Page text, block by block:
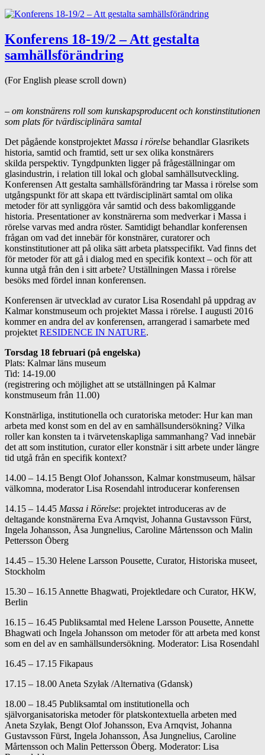
Konferens 18-19/2 – Att gestalta
samhällsförändring
(For English please scroll down)
– om konstnärens roll som kunskapsproducent och konstinstitutionen
som plats för tvärdisciplinära samtal
Det pågående konstprojektet Massa i rörelse behandlar Glasrikets
historia, samtid och framtid, sett ur sex olika konstnärers
skilda perspektiv. Tyngdpunkten ligger på frågeställningar om
glasindustrin, i relation till lokal och global samhällsutveckling.
Konferensen Att gestalta samhällsförändring tar Massa i rörelse som
utgångspunkt för att skapa ett tvärdisciplinärt samtal om olika
metoder för att synliggöra vår samtid och dess bakomliggande
historia. Presentationer av konstnärerna som medverkar i Massa i
rörelse varvas med andra röster. Samtidigt behandlar konferensen
frågan om vad det innebär för konstnärer, curatorer och
konstinstitutioner att på olika sätt arbeta platsspecifikt. Vad finns det
för metoder för att gå i dialog med en specifik kontext – och för att
kunna utgå från den i sitt arbete? Utställningen Massa i rörelse
besöks med fördel innan konferensen.
Konferensen är utvecklad av curator Lisa Rosendahl på uppdrag av
Kalmar konstmuseum och projektet Massa i rörelse. I augusti 2016
kommer en andra del av konferensen, arrangerad i samarbete med
projektet RESIDENCE IN NATURE.
Torsdag 18 februari (på engelska)
Plats: Kalmar läns museum
Tid: 14-19.00
(registrering och möjlighet att se utställningen på Kalmar
konstmuseum från 11.00)
Konstnärliga, institutionella och curatoriska metoder: Hur kan man
arbeta med konst som en del av en samhällsundersökning? Vilka
roller kan konsten ta i tvärvetenskapliga sammanhang? Vad innebär
det att som institution, curator eller konstnär i sitt arbete under längre
tid utgå från en specifik kontext?
14.00 – 14.15 Bengt Olof Johansson, Kalmar konstmuseum, hälsar
välkomna, moderator Lisa Rosendahl introducerar konferensen
14.15 – 14.45 Massa i Rörelse: projektet introduceras av de
deltagande konstnärerna Eva Arnqvist, Johanna Gustavsson Fürst,
Ingela Johansson, Åsa Jungnelius, Caroline Mårtensson och Malin
Pettersson Öberg
14.45 – 15.30 Helene Larsson Pousette, Curator, Historiska museet,
Stockholm
15.30 – 16.15 Annette Bhagwati, Projektledare och Curator, HKW,
Berlin
16.15 – 16.45 Publiksamtal med Helene Larsson Pousette, Annette
Bhagwati och Ingela Johansson om metoder för att arbeta med konst
som en del av en samhällsundersökning. Moderator: Lisa Rosendahl
16.45 – 17.15 Fikapaus
17.15 – 18.00 Aneta Szyłak /Alternativa (Gdansk)
18.00 – 18.45 Publiksamtal om institutionella och
självorganisatoriska metoder för platskontextuella arbeten med
Aneta Szyłak, Bengt Olof Johansson, Eva Arnqvist, Johanna
Gustavsson Fürst, Ingela Johansson, Åsa Jungnelius, Caroline
Mårtensson och Malin Pettersson Öberg. Moderator: Lisa